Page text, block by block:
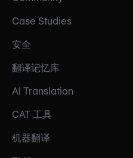
Case Studies
安全
翻译记忆库
AI Translation
CAT 工具
机器翻译